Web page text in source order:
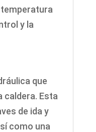
y la
que
caldera. Esta
de ida y
como una